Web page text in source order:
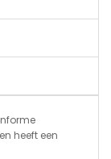
heeft een